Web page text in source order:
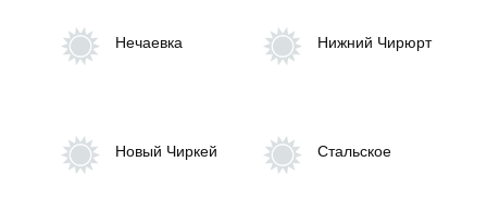
Нечаевка Нижний Чирюрт
Новый Чиркей Стальское